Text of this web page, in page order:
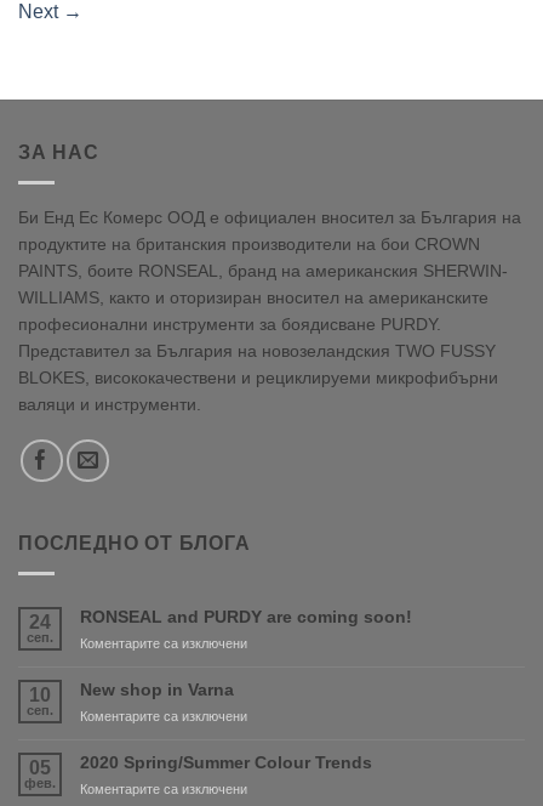
Next →
ЗА НАС
Би Енд Ес Комерс ООД е официален вносител за България на
продуктите на британския производители на бои CROWN
PAINTS, боите RONSEAL, бранд на американския SHERWIN-
WILLIAMS, както и оторизиран вносител на американските
професионални инструменти за боядисване PURDY.
Представител за България на новозеландския TWO FUSSY
BLOKES, висококачествени и рециклируеми микрофибърни
валяци и инструменти.
ПОСЛЕДНО ОТ БЛОГА
24
сеп.
RONSEAL and PURDY are coming soon!
Коментарите са изключениза
are
soon!
10
сеп.
New shop in Varna
Коментарите са изключениза
shop
Varna
05
фев.
2020 Spring/Summer Colour Trends
Коментарите са изключениза